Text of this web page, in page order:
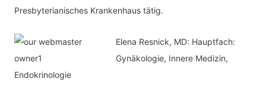
Presbyterianisches Krankenhaus tätig.
Elena Resnick, MD: Hauptfach:
Gynäkologie, Innere Medizin,
Endokrinologie